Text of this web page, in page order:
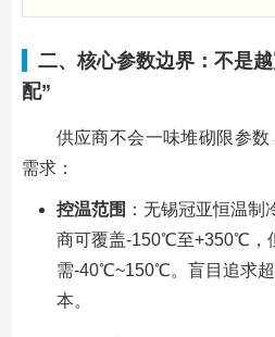
二、核心参数边界：不是
配”
供应商不会一味堆砌限参
需求：
控温范围 ：无锡冠亚恒温
商可覆盖-150℃至+350℃，
需-40℃~150℃。盲目追求
本。